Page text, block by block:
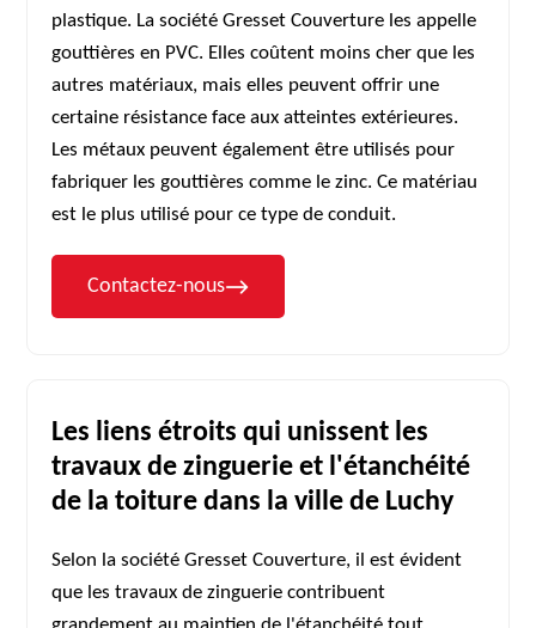
plastique. La société Gresset Couverture les appelle
gouttières en PVC. Elles coûtent moins cher que les
autres matériaux, mais elles peuvent offrir une
certaine résistance face aux atteintes extérieures.
Les métaux peuvent également être utilisés pour
fabriquer les gouttières comme le zinc. Ce matériau
est le plus utilisé pour ce type de conduit.
Contactez-nous
Les liens étroits qui unissent les
travaux de zinguerie et l'étanchéité
de la toiture dans la ville de Luchy
Selon la société Gresset Couverture, il est évident
que les travaux de zinguerie contribuent